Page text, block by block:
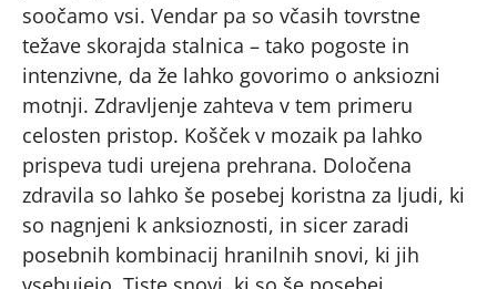
soočamo vsi. Vendar pa so včasih tovrstne
težave skorajda stalnica – tako pogoste in
intenzivne, da že lahko govorimo o anksiozni
motnji. Zdravljenje zahteva v tem primeru
celosten pristop. Košček v mozaik pa lahko
prispeva tudi urejena prehrana. Določena
zdravila so lahko še posebej koristna za ljudi, ki
so nagnjeni k anksioznosti, in sicer zaradi
posebnih kombinacij hranilnih snovi, ki jih